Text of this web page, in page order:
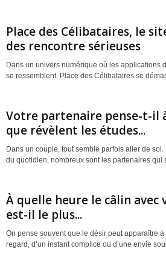
Place des Célibataires, le
des rencontre sérieuses
Dans un univers numérique où les applications
se ressemblent, Place des Célibataires se
Votre partenaire pense-t-il
que révèlent les études...
Dans un couple, tout semble parfois aller de
du quotidien, nombreux sont les partenaires qui
À quelle heure le câlin
est-il le plus...
On pense souvent que le désir peut apparaître à
regard, d’un instant complice ou d’une envie